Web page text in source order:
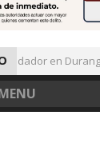
en
Sheinbaum,